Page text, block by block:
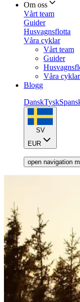
Om oss
Vårt team
Guider
Husvagnsflotta
Våra cyklar
Vårt team
Guider
Våra cyklar
Blogg
DanskTysk
SV
EUR
open navigation